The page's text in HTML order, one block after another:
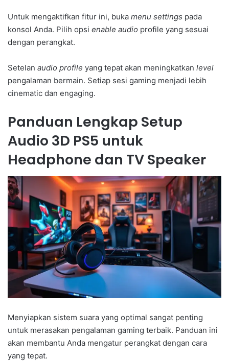
Untuk mengaktifkan fitur ini, buka menu settings pada
konsol Anda. Pilih opsi enable audio profile yang sesuai
dengan perangkat.
Setelan audio profile yang tepat akan meningkatkan level
pengalaman bermain. Setiap sesi gaming menjadi lebih
cinematic dan engaging.
Panduan Lengkap Setup
Audio 3D PS5 untuk
Headphone dan TV Speaker
Menyiapkan sistem suara yang optimal sangat penting
untuk merasakan pengalaman gaming terbaik. Panduan ini
akan membantu Anda mengatur perangkat dengan cara
yang tepat.